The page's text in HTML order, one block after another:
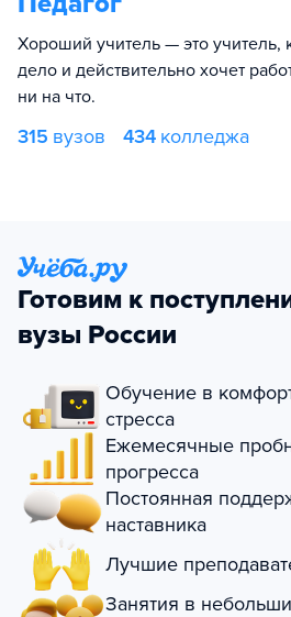
Хороший учитель — это учитель,
дело и действительно хочет
ни на что.
315 вузов 434 колледжа
Готовим к
вузы России
Обучение в
стресса
Ежемесячные
прогресса
Постоянная
наставника
Лучшие
Занятия в